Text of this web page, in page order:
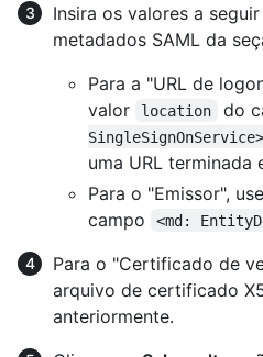
Insira os valores a
metadados SAML da
Para a "URL de
valor
location do
SingleSignOnService>
uma URL terminada
Para o "Emissor",
campo
<md:
Para o "Certificado de
arquivo de certificado
anteriormente.